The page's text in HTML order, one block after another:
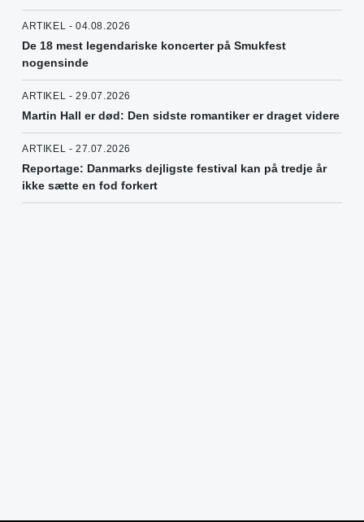
ARTIKEL - 04.08.2026
De 18 mest legendariske koncerter på Smukfest
nogensinde
ARTIKEL - 29.07.2026
Martin Hall er død: Den sidste romantiker er draget videre
ARTIKEL - 27.07.2026
Reportage: Danmarks dejligste festival kan på tredje år
ikke sætte en fod forkert